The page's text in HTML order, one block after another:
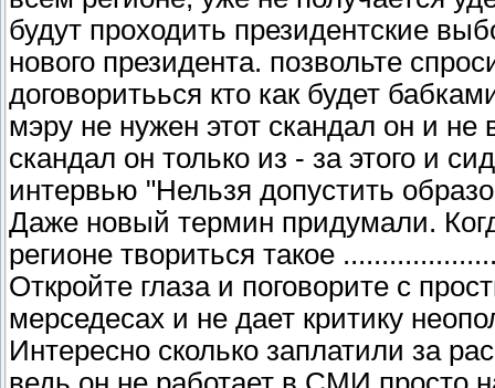
будут проходить президентские
нового президента. позвольте
договоритьься кто как будет
мэру не нужен этот скандал он и не
скандал он только из - за этого и
интервью "Нельзя допустить
Даже новый термин придумали.
регионе твориться такое
Откройте глаза и поговорите с
мерседесах и не дает критику
Интересно сколько заплатили за